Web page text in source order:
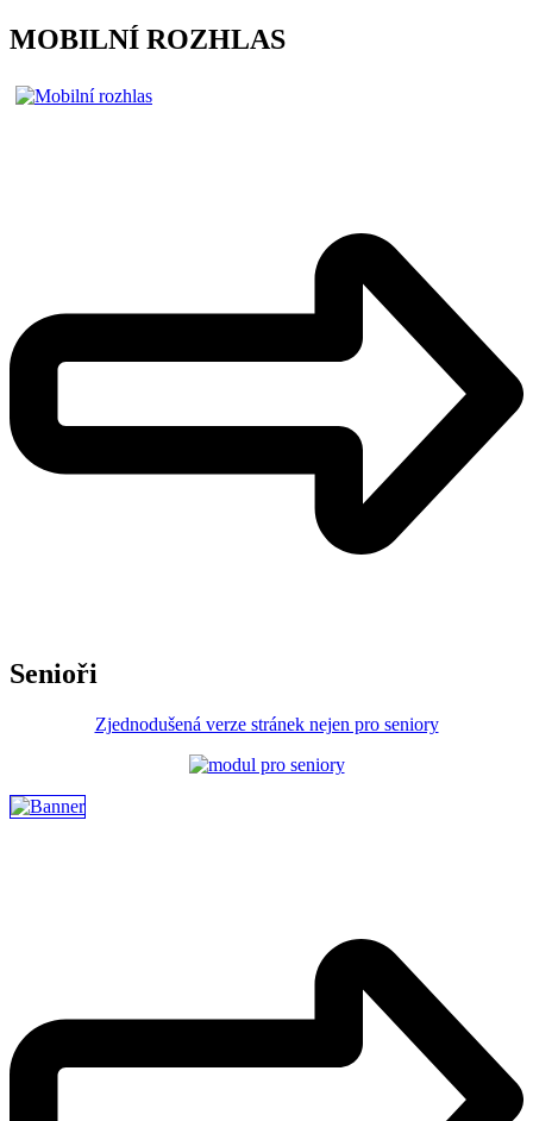
MOBILNÍ ROZHLAS
Senioři
Zjednodušená verze stránek nejen pro seniory